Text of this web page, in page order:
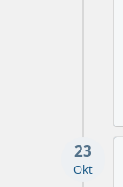
23
Okt